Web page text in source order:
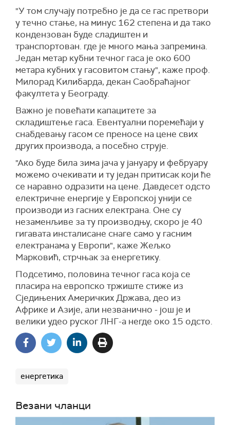
"У том случају потребно је да се гас претвори
у течно стање, на минус 162 степена и да тако
кондензован буде сладиштен и
транспортован. где је много мања запремина.
Један метар кубни течног гаса је око 600
метара кубних у гасовитом стању", каже проф.
Милорад Килибарда, декан Саобраћајног
факултета у Београду.
Важно је повећати капацитете за
складиштење гаса. Евентуални поремећаји у
снабдевању гасом се преносе на цене свих
других производа, а посебно струје.
"Ако буде била зима јача у јануару и фебруару
можемо очекивати и ту један притисак који ће
се наравно одразити на цене. Давдесет одсто
електричне енергије у Европској унији се
производи из гасних електрана. Оне су
незаменљиве за ту производњу, скоро је 40
гигавата инсталисане снаге само у гасним
електранама у Европи", каже Жељко
Марковић, стрчњак за енергетику.
Подсетимо, половина течног гаса која се
пласира на европско тржиште стиже из
Сједињених Америчких Држава, део из
Африке и Азије, али незванично - још је и
велики удео руског ЛНГ-а негде око 15 одсто.
енергетика
Везани чланци